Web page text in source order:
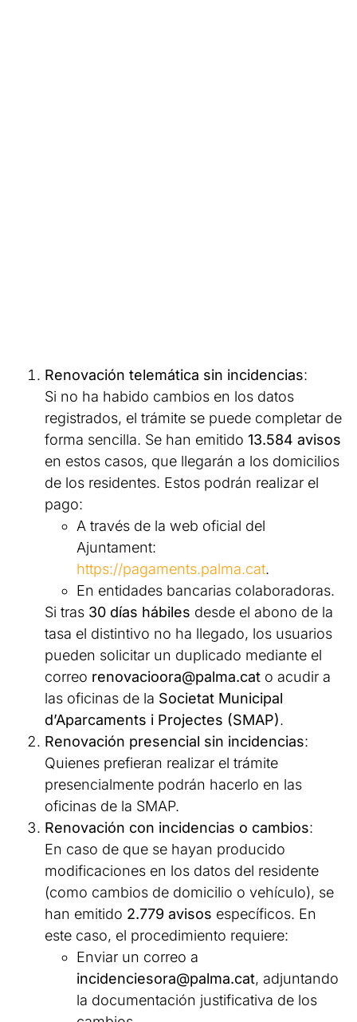
Renovación telemática sin incidencias:
Si no ha habido cambios en los datos
registrados, el trámite se puede completar de
forma sencilla. Se han emitido 13.584 avisos
en estos casos, que llegarán a los domicilios
de los residentes. Estos podrán realizar el
pago:
A través de la web oficial del
Ajuntament:
https://pagaments.palma.cat.
En entidades bancarias colaboradoras.
Si tras 30 días hábiles desde el abono de la
tasa el distintivo no ha llegado, los usuarios
pueden solicitar un duplicado mediante el
correo renovacioora@palma.cat o acudir a
las oficinas de la Societat Municipal
d’Aparcaments i Projectes (SMAP).
Renovación presencial sin incidencias:
Quienes prefieran realizar el trámite
presencialmente podrán hacerlo en las
oficinas de la SMAP.
Renovación con incidencias o cambios:
En caso de que se hayan producido
modificaciones en los datos del residente
(como cambios de domicilio o vehículo), se
han emitido 2.779 avisos específicos. En
este caso, el procedimiento requiere:
Enviar un correo a
incidenciesora@palma.cat, adjuntando
la documentación justificativa de los